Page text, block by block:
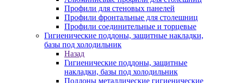
Профили для стеновых панелей
Профили фронтальные для столешниц
Профили соединительные и торцевые
Гигиенические поддоны, защитные накладки,
базы под холодильник
Назад
Гигиенические поддоны, защитные
накладки, базы под холодильник
Поддоны металлические гигиенические